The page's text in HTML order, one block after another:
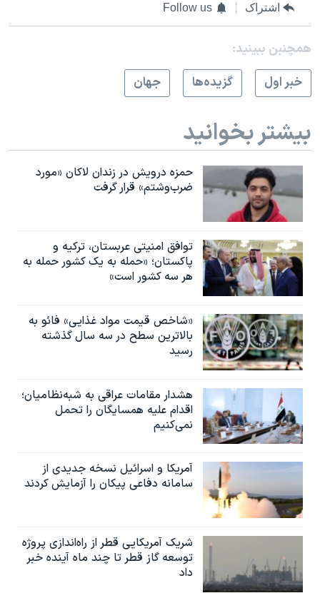
اشتراک Follow us
همچنبن ببینید:
خبر اول
گزيده‌ها جهان
بیشتر بخوانید
حمزه درویش در زندان لاکان «مورد
ضرب‌وشتم» قرار گرفت
توافق امنیتی عربستان، ترکیه و
پاکستان؛ «حمله به یک کشور حمله به
هر سه کشور است»
«شاخص قیمت مواد غذایی» فائو به
بالاترین سطح در سه سال گذشته
رسید
هشدار مقامات عراقی به شبه‌نظامیان؛
اقدام علیه همسایگان را تحمل
نمی‌کنیم
آمریکا و اسرائیل نسخه جدیدی از
سامانه دفاعی پیکان را آزمایش کردند
شریک آمریکایی قطر از راه‌اندازی پروژه
توسعه گاز قطر تا چند ماه آینده خبر
داد